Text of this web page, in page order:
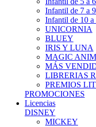
Infantil de 7 a
Infantil de 10 a
UNICORNIA
BLUEY
IRIS Y LUNA
MAGIC
MÁS
LIBRERIAS
PREMIOS
PROMOCIONES
Licencias
DISNEY
MICKEY